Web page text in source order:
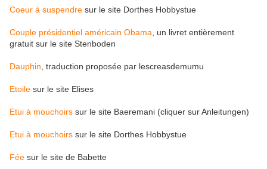
Coeur à suspendre sur le site Dorthes Hobbystue
Couple présidentiel américain Obama , un livret entièrement
gratuit sur le site Stenboden
Dauphin , traduction proposée par lescreasdemumu
Etoile sur le site Elises
Etui à mouchoirs sur le site Baeremani (cliquer sur Anleitungen)
Etui à mouchoirs sur le site Dorthes Hobbystue
Fée sur le site de Babette